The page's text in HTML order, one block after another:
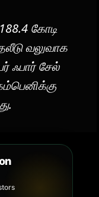
கோடி
வலுவாக
ஃபார் சேல்